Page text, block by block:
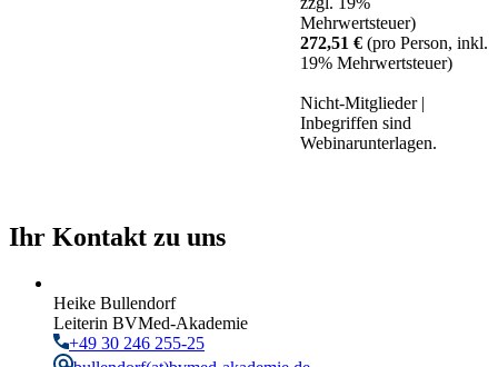
Mehrwertsteuer)
272,51 €(pro Person, inkl.
19% Mehrwertsteuer)
Nicht-Mitglieder |
Inbegriffen sind
Webinarunterlagen.
Ihr Kontakt zu uns
Heike Bullendorf
Leiterin BVMed-Akademie
+49 30 246 255-25